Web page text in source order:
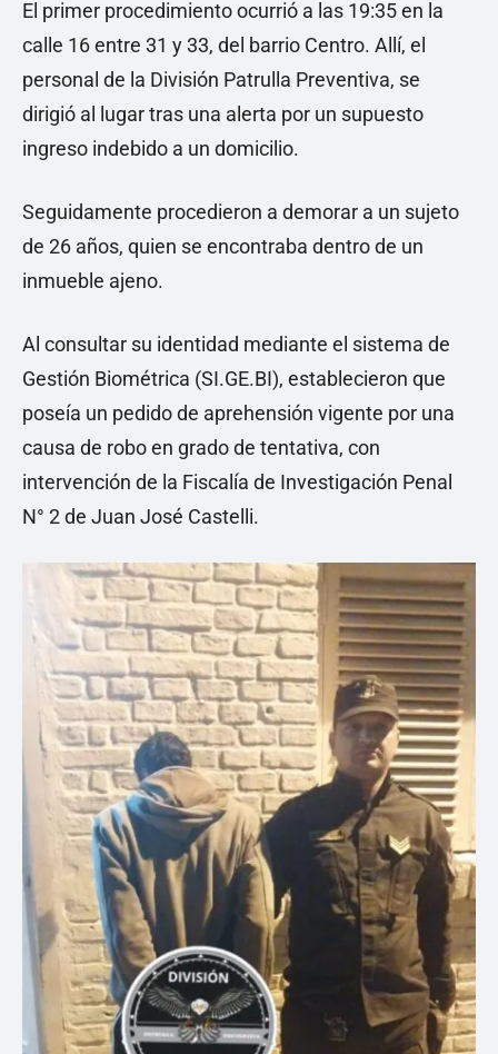
El primer procedimiento ocurrió a las 19:35 en la
calle 16 entre 31 y 33, del barrio Centro. Allí, el
personal de la División Patrulla Preventiva, se
dirigió al lugar tras una alerta por un supuesto
ingreso indebido a un domicilio.
Seguidamente procedieron a demorar a un sujeto
de 26 años, quien se encontraba dentro de un
inmueble ajeno.
Al consultar su identidad mediante el sistema de
Gestión Biométrica (SI.GE.BI), establecieron que
poseía un pedido de aprehensión vigente por una
causa de robo en grado de tentativa, con
intervención de la Fiscalía de Investigación Penal
N° 2 de Juan José Castelli.